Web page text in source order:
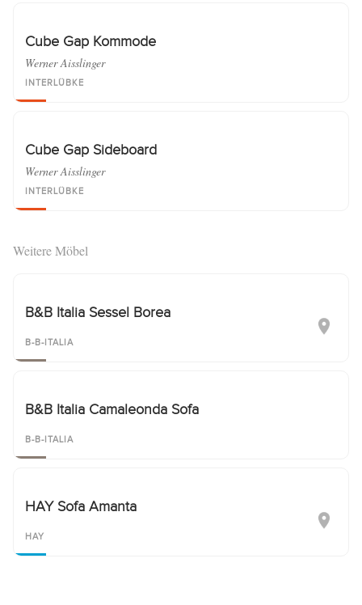
Cube Gap Kommode
Werner Aisslinger
INTERLÜBKE
Cube Gap Sideboard
Werner Aisslinger
INTERLÜBKE
Weitere Möbel
B&B Italia Sessel Borea
B-B-ITALIA
B&B Italia Camaleonda Sofa
B-B-ITALIA
HAY Sofa Amanta
HAY